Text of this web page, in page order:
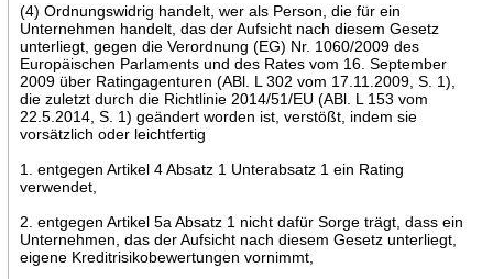
(4) Ordnungswidrig handelt, wer als Person, die für ein
Unternehmen handelt, das der Aufsicht nach diesem Gesetz
unterliegt, gegen die Verordnung (EG) Nr. 1060/2009 des
Europäischen Parlaments und des Rates vom 16. September
2009 über Ratingagenturen (ABl. L 302 vom 17.11.2009, S. 1),
die zuletzt durch die Richtlinie 2014/51/EU (ABl. L 153 vom
22.5.2014, S. 1) geändert worden ist, verstößt, indem sie
vorsätzlich oder leichtfertig
1. entgegen Artikel 4 Absatz 1 Unterabsatz 1 ein Rating
verwendet,
2. entgegen Artikel 5a Absatz 1 nicht dafür Sorge trägt, dass ein
Unternehmen, das der Aufsicht nach diesem Gesetz unterliegt,
eigene Kreditrisikobewertungen vornimmt,